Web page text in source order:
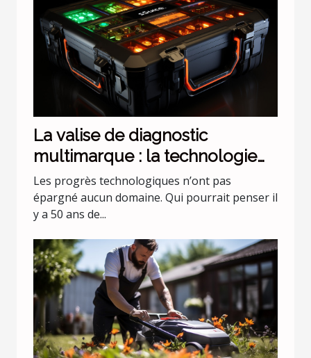
La valise de diagnostic
multimarque : la technologie
évolue !
Les progrès technologiques n’ont pas
épargné aucun domaine. Qui pourrait penser il
y a 50 ans de...